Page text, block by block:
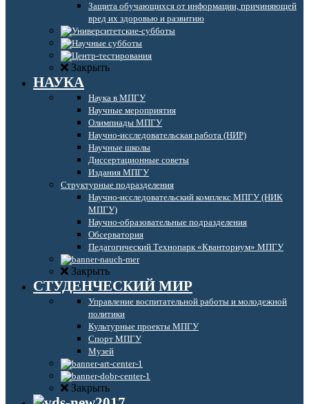
Защита обучающихся от информации, причиняющей
вред их здоровью и развитию
Закрыть
НАУКА
Наука в МПГУ
Научные мероприятия
Олимпиады МПГУ
Научно-исследовательская работа (НИР)
Научные школы
Диссертационные советы
Издания МПГУ
Структурные подразделения
Научно-исследовательский комплекс МПГУ (НИК
МПГУ)
Научно-образовательные подразделения
Обсерватория
Педагогический Технопарк «Кванториум» МПГУ
Закрыть
СТУДЕНЧЕСКИЙ МИР
Управление воспитательной работы и молодежной
политики
Культурные проекты МПГУ
Спорт МПГУ
Музей
Закрыть